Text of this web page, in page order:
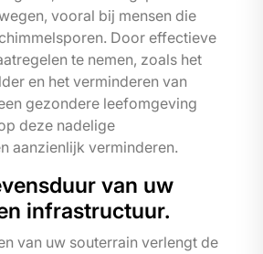
vooral bij mensen die
Door effectieve
te nemen, zoals het
en het verminderen van
gezondere leefomgeving
deze nadelige
aanzienlijk verminderen.
van uw
infrastructuur.
van uw souterrain verlengt de